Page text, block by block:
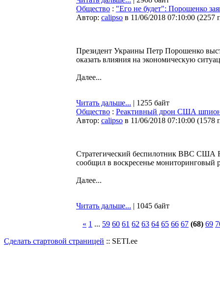
Общество : "Его не будет": Порошенко
Автор: calipso в 11/06/2018 07:10:00 (2257
Президент Украины Петр Порошенко
оказать влияния на экономическую
Далее...
Читать дальше... | 1255 байт
Общество : Реактивный дрон США
Автор: calipso в 11/06/2018 07:10:00 (1578
Стратегический беспилотник ВВС США
сообщил в воскресенье мониторинговый
Далее...
Читать дальше... | 1045 байт
« 1 ... 59 60 61 62 63 64 65 66 67 (68) 69
Сделать стартовой страницей :: SETI.ee